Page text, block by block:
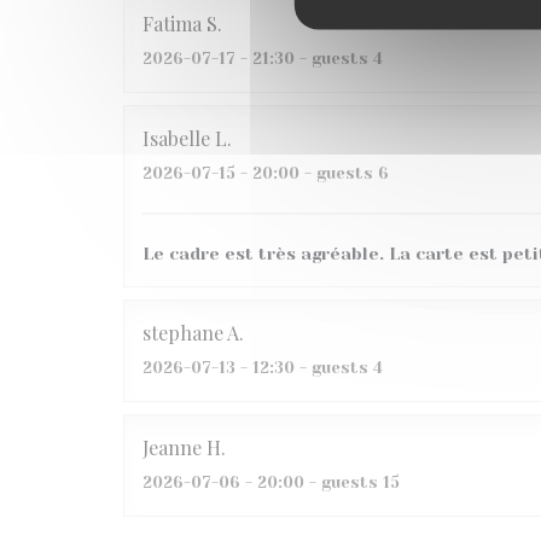
Fatima S
2026-07-17 - 21:30 - guests 4
Isabelle L
2026-07-15 - 20:00 - guests 6
Le cadre est très agréable. La carte est
stephaneA
2026-07-13 - 12:30 - guests 4
Jeanne H
2026-07-06 - 20:00 - guests 15